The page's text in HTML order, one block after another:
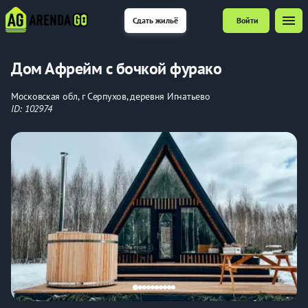
Сдать жильё Войти menu
Дом Афрейм с бочкой фурако
Московская обл, г Серпухов, деревня Игнатьево
ID: 102974